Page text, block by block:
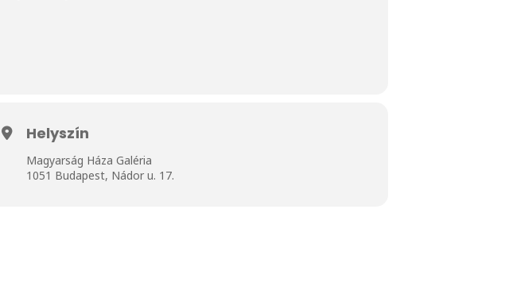
Helyszín
Magyarság Háza Galéria
1051 Budapest, Nádor u. 17.